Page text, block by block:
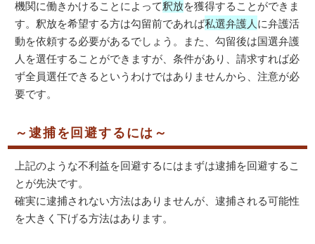
機関に働きかけることによって釈放を獲得することができま
す。釈放を希望する方は勾留前であれば私選弁護人に弁護活
動を依頼する必要があるでしょう。また、勾留後は国選弁護
人を選任することができますが、条件があり、請求すれば必
ず全員選任できるというわけではありませんから、注意が必
要です。
～逮捕を回避するには～
上記のような不利益を回避するにはまずは逮捕を回避するこ
とが先決です。
確実に逮捕されない方法はありませんが、逮捕される可能性
を大きく下げる方法はあります。